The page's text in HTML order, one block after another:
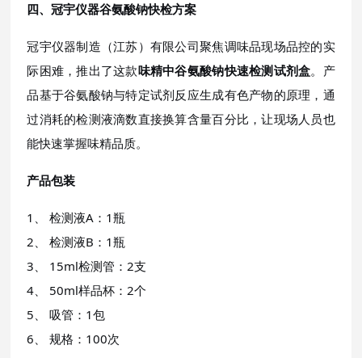
四、冠宇仪器谷氨酸钠快检方案
冠宇仪器制造（江苏）有限公司聚焦调味品现场品控的实
际困难，推出了这款味精中谷氨酸钠快速检测试剂盒。产
品基于谷氨酸钠与特定试剂反应生成有色产物的原理，通
过消耗的检测液滴数直接换算含量百分比，让现场人员也
能快速掌握味精品质。
产品包装
1、 检测液A：1瓶
2、 检测液B：1瓶
3、 15ml检测管：2支
4、 50ml样品杯：2个
5、 吸管：1包
6、 规格：100次